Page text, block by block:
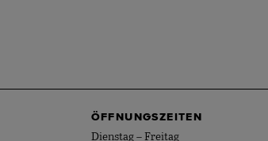
ÖFFNUNGSZEITEN
Dienstag – Freitag